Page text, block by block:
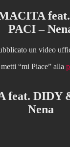
PACI –
un video
“mi Piace” alla
feat. DIDY
Nena